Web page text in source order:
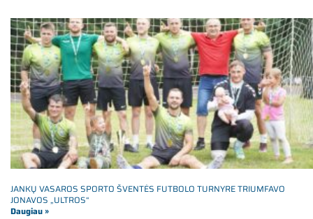
JANKŲ VASAROS SPORTO ŠVENTĖS FUTBOLO TURNYRE TRIUMFAVO
JONAVOS „ULTROS“
Daugiau »